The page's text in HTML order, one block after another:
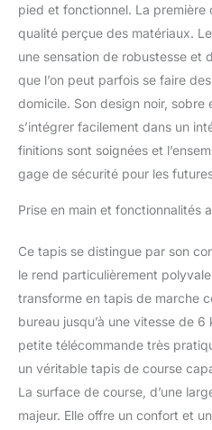
mis
être
10
vos
pied et fonctionnel. La première
qualité perçue des matériaux.
une sensation de robustesse et
que l’on peut parfois se faire
domicile. Son design noir,
s’intégrer facilement dans un
finitions sont soignées et
gage de sécurité pour les
Prise en main et fonctionnalités
Ce tapis se distingue par son
le rend particulièrement
transforme en tapis de marche
bureau jusqu’à une vitesse de
petite télécommande très
un véritable tapis de course
La surface de course, d’une
majeur. Elle offre un confort et